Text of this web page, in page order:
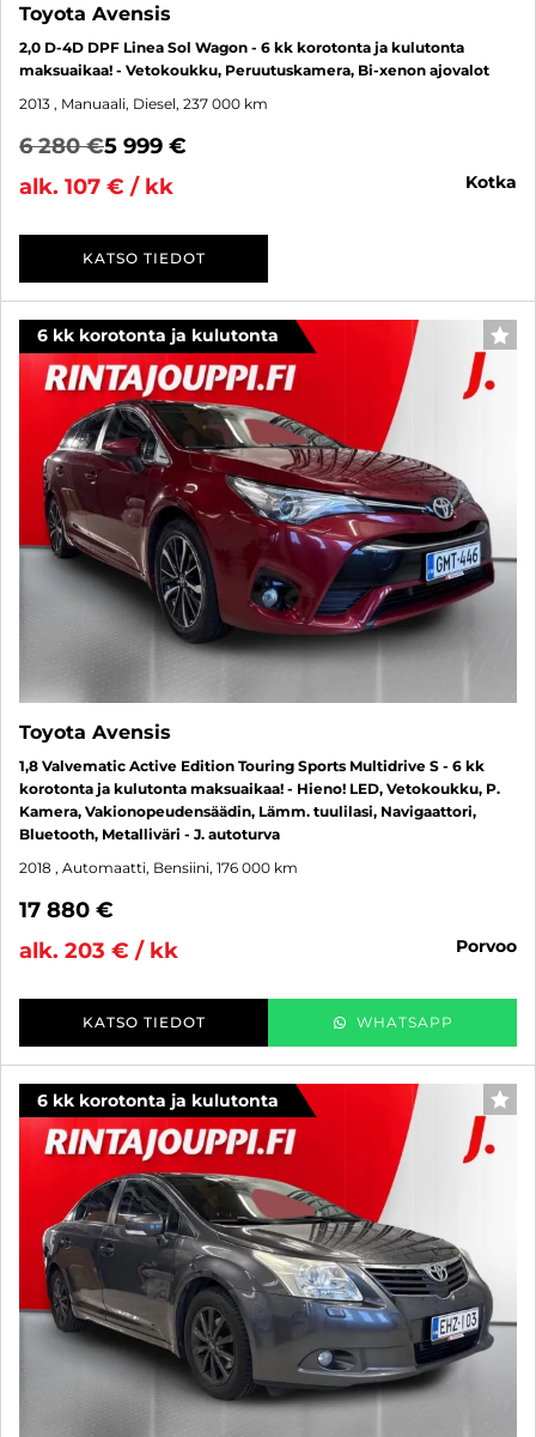
Toyota Avensis
2,0 D-4D DPF Linea Sol Wagon - 6 kk korotonta ja kulutonta
maksuaikaa! - Vetokoukku, Peruutuskamera, Bi-xenon ajovalot
2013 , Manuaali, Diesel, 237 000 km
6 280 €5 999 €
alk. 107 € / kk
kotka
KATSO TIEDOT
6 kk korotonta ja kulutonta
Toyota Avensis
1,8 Valvematic Active Edition Touring Sports Multidrive S - 6 kk
korotonta ja kulutonta maksuaikaa! - Hieno! LED, Vetokoukku, P.
Kamera, Vakionopeudensäädin, Lämm. tuulilasi, Navigaattori,
Bluetooth, Metalliväri - J. autoturva
2018 , Automaatti, Bensiini, 176 000 km
17 880 €
alk. 203 € / kk
porvoo
KATSO TIEDOT WHATSAPP
6 kk korotonta ja kulutonta